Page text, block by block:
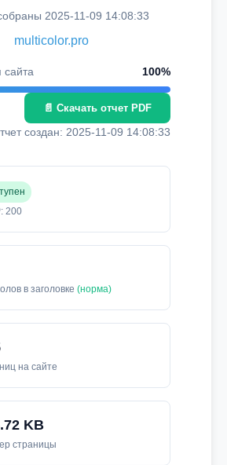
2025-11-09 14:08:33
multicolor.pro
100%
📄 Скачать отчет PDF
создан: 2025-11-09 14:08:33
200
в заголовке (норма)
на сайте
KB
страницы